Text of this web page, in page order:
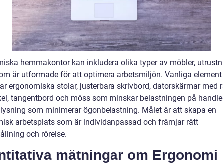
hemmakontor kan inkludera olika typer av möbler,
är utformade för att optimera arbetsmiljön. Vanliga element
ergonomiska stolar, justerbara skrivbord, datorskärmar med
tangentbord och möss som minskar belastningen på
som minimerar ögonbelastning. Målet är att skapa en
arbetsplats som är individanpassad och främjar rätt
och rörelse.
mätningar om Ergonomi